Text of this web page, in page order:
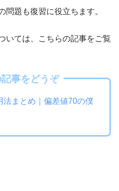
問題も復習に役立ちます。
いては、こちらの記事をご覧
事をどうぞ
まとめ｜偏差値70の僕